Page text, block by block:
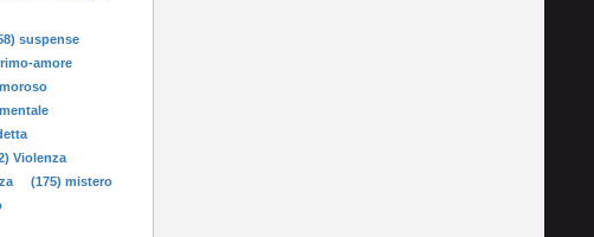
suspense
amore
Violenza
(175) mistero